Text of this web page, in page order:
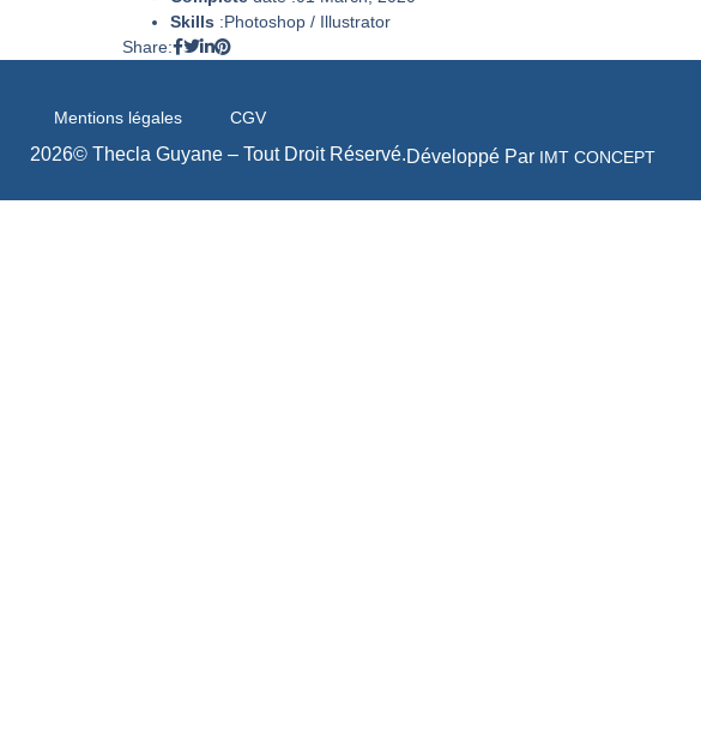
Skills :Photoshop / Illustrator
Share:
Mentions légales CGV
2026© Thecla Guyane – Tout Droit Réservé.Développé Par IMT CONCEPT